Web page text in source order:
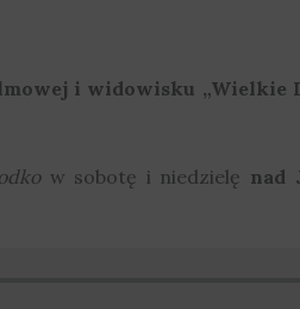
i widowisku „Wielkie
w sobotę i niedzielę nad